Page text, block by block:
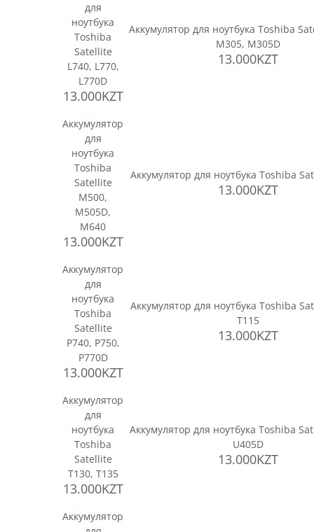
для
ноутбука
Toshiba
Satellite
L740, L770,
L770D
13.000KZT
Аккумулятор для ноутбука Toshiba
M305, M305D
13.000KZT
Аккумулятор
для
ноутбука
Toshiba
Satellite
M500,
M505D,
M640
13.000KZT
Аккумулятор для ноутбука Toshiba
13.000KZT
Аккумулятор
для
ноутбука
Toshiba
Satellite
P740, P750,
P770D
13.000KZT
Аккумулятор для ноутбука Toshiba
T115
13.000KZT
Аккумулятор
для
ноутбука
Toshiba
Satellite
T130, T135
13.000KZT
Аккумулятор для ноутбука Toshiba
U405D
13.000KZT
Аккумулятор